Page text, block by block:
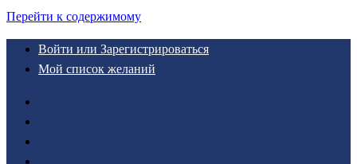
Перейти к содержимому
Войти или Зарегистрироваться
Мой список желаний